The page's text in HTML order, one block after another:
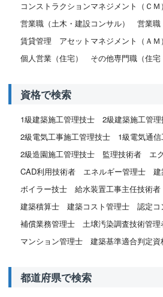
コンストラクションマネジメント（ＣＭ）
営業職（土木・建設コンサル）
営業職
賃貸管理
アセットマネジメント（ＡＭ）
個人営業（住宅）
その他専門職（住宅
資格で検索
1級建築施工管理技士 2級建築施工管
2級電気工事施工管理技士
1級電気通
2級造園施工管理技士
監理技術者 エ
CAD利用技術者
エネルギー管理士
ボイラー技士
給水装置工事主任技術者
建築積算士
建築コスト管理士 認定コ
補償業務管理士
土壌汚染調査技術管理
マンション管理士
建築基準適合判定資
都道府県で検索